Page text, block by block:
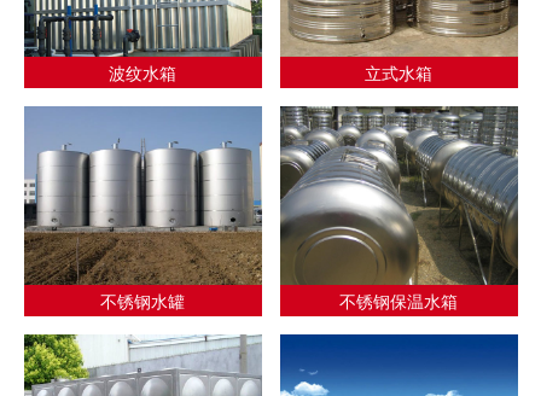
波纹水箱 立式水箱
不锈钢水罐 不锈钢保温水箱